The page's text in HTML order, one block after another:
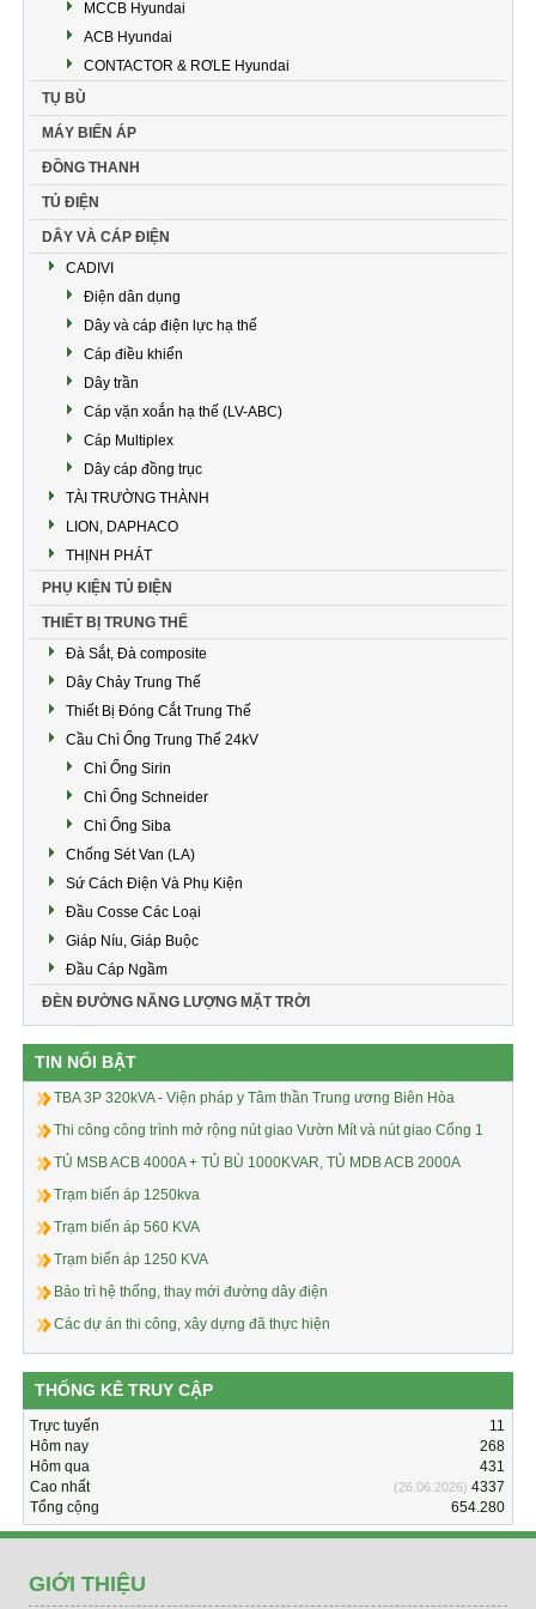
MCCB Hyundai
ACB Hyundai
CONTACTOR & RƠLE Hyundai
TỤ BÙ
MÁY BIẾN ÁP
ĐỒNG THANH
TỦ ĐIỆN
DÂY VÀ CÁP ĐIỆN
CADIVI
Điện dân dụng
Dây và cáp điện lực hạ thế
Cáp điều khiển
Dây trần
Cáp vặn xoắn hạ thế (LV-ABC)
Cáp Multiplex
Dây cáp đồng trục
TÀI TRƯỜNG THÀNH
LION, DAPHACO
THỊNH PHÁT
PHỤ KIỆN TỦ ĐIỆN
THIẾT BỊ TRUNG THẾ
Đà Sắt, Đà composite
Dây Chảy Trung Thế
Thiết Bị Đóng Cắt Trung Thế
Cầu Chì Ống Trung Thế 24kV
Chì Ống Sirin
Chì Ống Schneider
Chì Ống Siba
Chống Sét Van (LA)
Sứ Cách Điện Và Phụ Kiện
Đầu Cosse Các Loại
Giáp Níu, Giáp Buộc
Đầu Cáp Ngầm
ĐÈN ĐƯỜNG NĂNG LƯỢNG MẶT TRỜI
TIN NỔI BẬT
TBA 3P 320kVA - Viện pháp y Tâm thần Trung ương Biên Hòa
Thi công công trình mở rộng nút giao Vườn Mít và nút giao Cổng 1
TỦ MSB ACB 4000A + TỦ BÙ 1000KVAR, TỦ MDB ACB 2000A
Trạm biến áp 1250kva
Trạm biến áp 560 KVA
Trạm biến áp 1250 KVA
Bảo trì hệ thống, thay mới đường dây điện
Các dự án thi công, xây dựng đã thực hiện
THỐNG KÊ TRUY CẬP
Trực tuyến
11
Hôm nay
268
Hôm qua
431
Cao nhất
(26.06.2026)4337
Tổng cộng
654.280
GIỚI THIỆU